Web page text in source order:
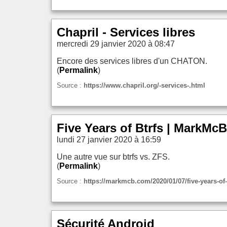
Chapril - Services libres
mercredi 29 janvier 2020 à 08:47
Encore des services libres d'un CHATON.
(Permalink)
Source : https://www.chapril.org/-services-.html
Five Years of Btrfs | MarkMcB
lundi 27 janvier 2020 à 16:59
Une autre vue sur btrfs vs. ZFS.
(Permalink)
Source : https://markmcb.com/2020/01/07/five-years-
Sécurité Android